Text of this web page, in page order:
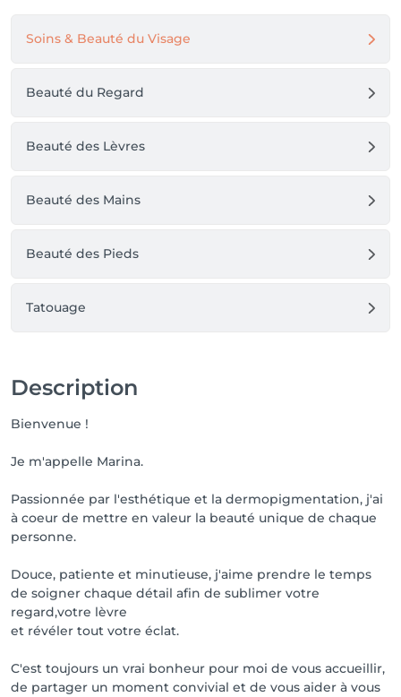
Soins & Beauté du Visage
Beauté du Regard
Beauté des Lèvres
Beauté des Mains
Beauté des Pieds
Tatouage
Description
Bienvenue !
Je m'appelle Marina.
Passionnée par l'esthétique et la dermopigmentation, j'ai
à coeur de mettre en valeur la beauté unique de chaque
personne.
Douce, patiente et minutieuse, j'aime prendre le temps
de soigner chaque détail afin de sublimer votre
regard,votre lèvre
et révéler tout votre éclat.
C'est toujours un vrai bonheur pour moi de vous accueillir,
de partager un moment convivial et de vous aider à vous